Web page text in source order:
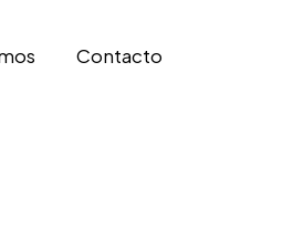
Contacto